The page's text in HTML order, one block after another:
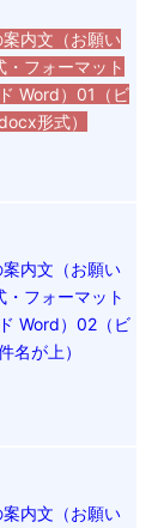
内文（お願い
フォーマット
Word）01（ビ
形式）
内文（お願い
フォーマット
Word）02（ビ
名が上）
内文（お願い